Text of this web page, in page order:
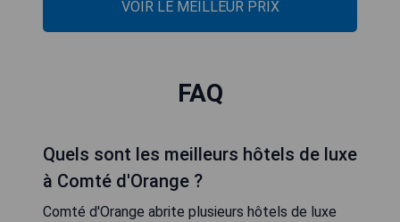
VOIR LE MEILLEUR PRIX
FAQ
Quels sont les meilleurs hôtels de luxe
à Comté d'Orange ?
Comté d'Orange abrite plusieurs hôtels de luxe